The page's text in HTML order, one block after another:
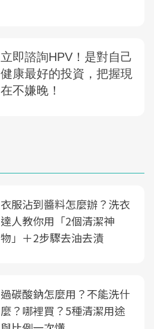
衣服沾到醬料怎麼辦？洗衣
達人教你用「2個清潔神
物」＋2步驟去油去漬
過碳酸鈉怎麼用？不能洗什
麼？哪裡買？5種清潔用途